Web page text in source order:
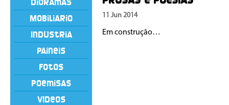
Dioramas
Mobiliário
Indústria
Painéis
Fotos
Poemisas
Vídeos
11 Jun 2014
Em construção…